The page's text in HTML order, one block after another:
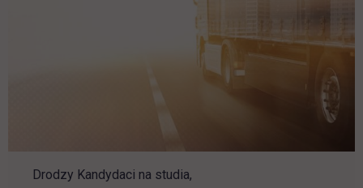
Drodzy Kandydaci na studia,